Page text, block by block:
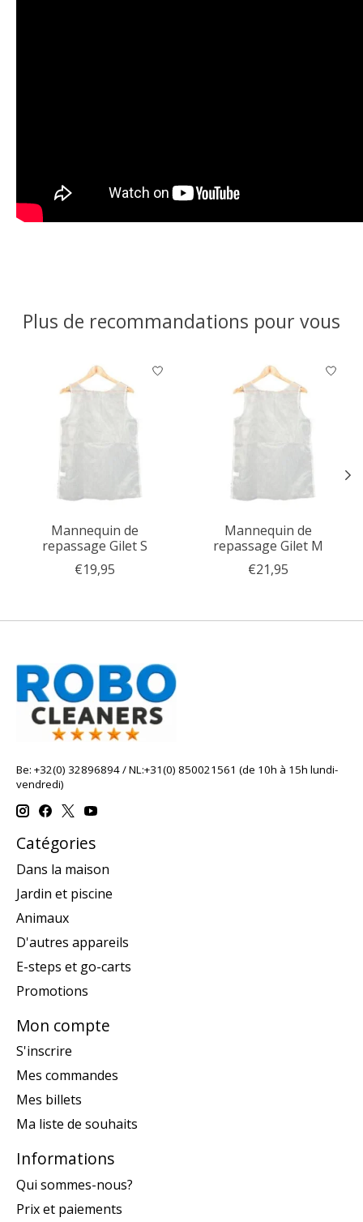
Plus de recommandations pour vous
Articles du carrousel de produits
Mannequin de
repassage Gilet S
€19,95
Mannequin de
repassage Gilet M
€21,95
Be: +32(0) 32896894 / NL:+31(0) 850021561 (de 10h à 15h lundi-
vendredi)
Catégories
Dans la maison
Jardin et piscine
Animaux
D'autres appareils
E-steps et go-carts
Promotions
Mon compte
S'inscrire
Mes commandes
Mes billets
Ma liste de souhaits
Informations
Qui sommes-nous?
Prix et paiements